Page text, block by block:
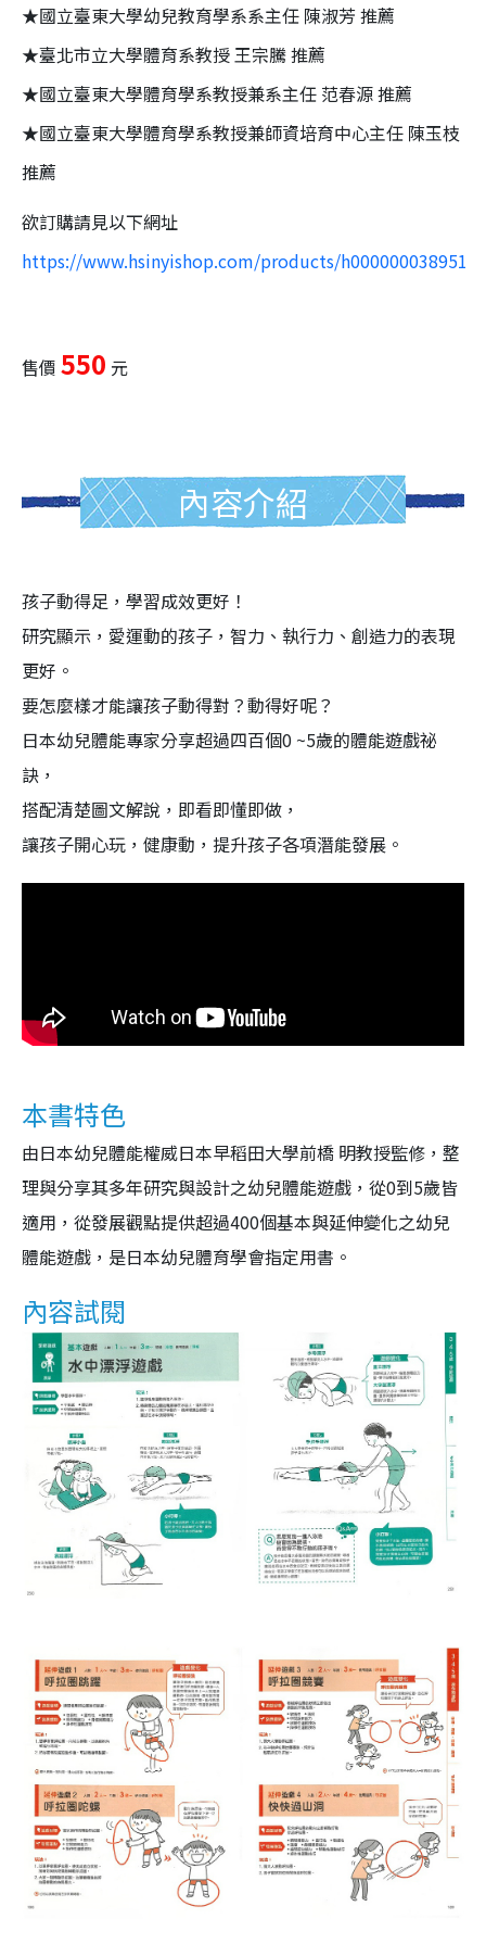
★國立臺東大學幼兒教育學系系主任 陳淑芳 推薦
★臺北市立大學體育系教授 王宗騰 推薦
★國立臺東大學體育學系教授兼系主任 范春源 推薦
★國立臺東大學體育學系教授兼師資培育中心主任 陳玉枝
推薦
欲訂購請見以下網址
https://www.hsinyishop.com/products/h000000038951
售價 550 元
內容介紹
孩子動得足，學習成效更好！
研究顯示，愛運動的孩子，智力、執行力、創造力的表現
更好。
要怎麼樣才能讓孩子動得對？動得好呢？
日本幼兒體能專家分享超過四百個0 ~5歲的體能遊戲祕
訣，
搭配清楚圖文解說，即看即懂即做，
讓孩子開心玩，健康動，提升孩子各項潛能發展。
本書特色
由日本幼兒體能權威日本早稻田大學前橋 明教授監修，整
理與分享其多年研究與設計之幼兒體能遊戲，從0到5歲皆
適用，從發展觀點提供超過400個基本與延伸變化之幼兒
體能遊戲，是日本幼兒體育學會指定用書。
內容試閱